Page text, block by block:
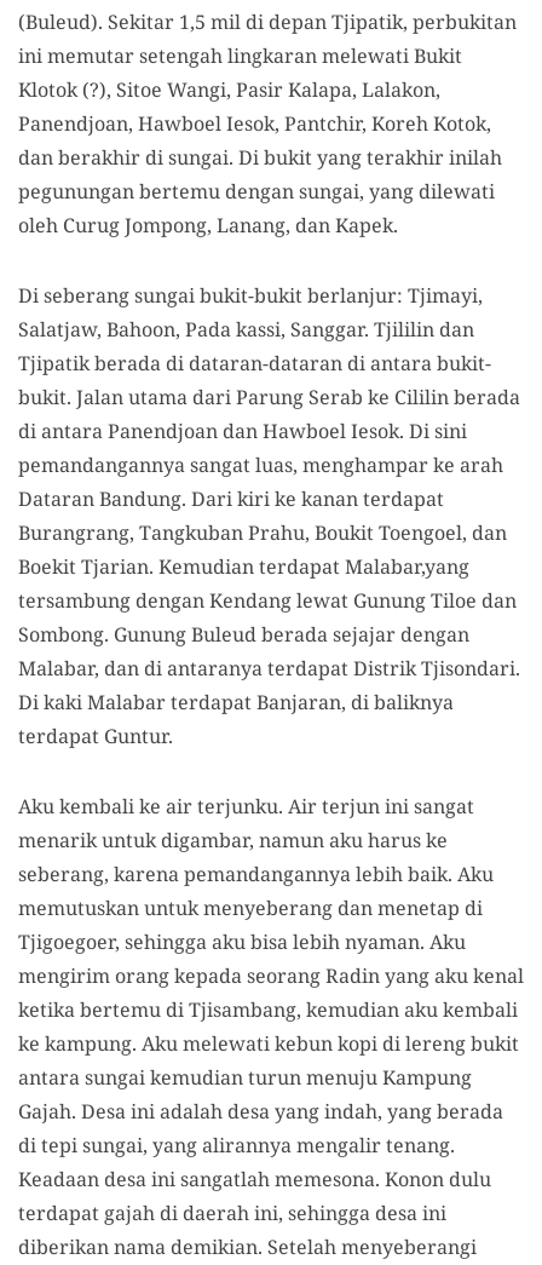
(Buleud). Sekitar 1,5 mil di depan Tjipatik, perbukitan
ini memutar setengah lingkaran melewati Bukit
Klotok (?), Sitoe Wangi, Pasir Kalapa, Lalakon,
Panendjoan, Hawboel Iesok, Pantchir, Koreh Kotok,
dan berakhir di sungai. Di bukit yang terakhir inilah
pegunungan bertemu dengan sungai, yang dilewati
oleh Curug Jompong, Lanang, dan Kapek.
Di seberang sungai bukit-bukit berlanjur: Tjimayi,
Salatjaw, Bahoon, Pada kassi, Sanggar. Tjililin dan
Tjipatik berada di dataran-dataran di antara bukit-
bukit. Jalan utama dari Parung Serab ke Cililin berada
di antara Panendjoan dan Hawboel Iesok. Di sini
pemandangannya sangat luas, menghampar ke arah
Dataran Bandung. Dari kiri ke kanan terdapat
Burangrang, Tangkuban Prahu, Boukit Toengoel, dan
Boekit Tjarian. Kemudian terdapat Malabar,yang
tersambung dengan Kendang lewat Gunung Tiloe dan
Sombong. Gunung Buleud berada sejajar dengan
Malabar, dan di antaranya terdapat Distrik Tjisondari.
Di kaki Malabar terdapat Banjaran, di baliknya
terdapat Guntur.
Aku kembali ke air terjunku. Air terjun ini sangat
menarik untuk digambar, namun aku harus ke
seberang, karena pemandangannya lebih baik. Aku
memutuskan untuk menyeberang dan menetap di
Tjigoegoer, sehingga aku bisa lebih nyaman. Aku
mengirim orang kepada seorang Radin yang aku kenal
ketika bertemu di Tjisambang, kemudian aku kembali
ke kampung. Aku melewati kebun kopi di lereng bukit
antara sungai kemudian turun menuju Kampung
Gajah. Desa ini adalah desa yang indah, yang berada
di tepi sungai, yang alirannya mengalir tenang.
Keadaan desa ini sangatlah memesona. Konon dulu
terdapat gajah di daerah ini, sehingga desa ini
diberikan nama demikian. Setelah menyeberangi